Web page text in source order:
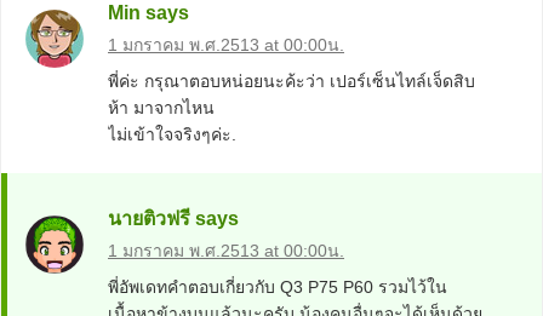
Min says
1 มกราคม พ.ศ.2513 at 00:00น.
พี่ค่ะ กรุณาตอบหน่อยนะค้ะว่า เปอร์เซ็นไทล์เจ็ดสิบ
ห้า มาจากไหน
ไม่เข้าใจจริงๆค่ะ.
นายติวฟรี says
1 มกราคม พ.ศ.2513 at 00:00น.
พี่อัพเดทคำตอบเกี่ยวกับ Q3 P75 P60 รวมไว้ใน